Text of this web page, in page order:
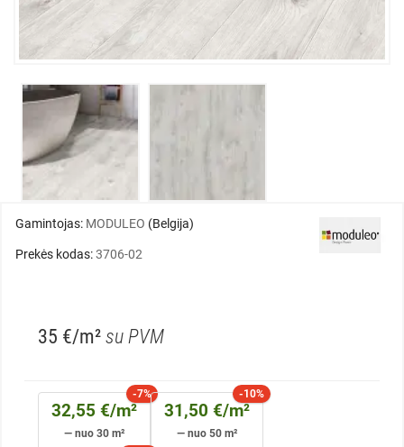
Gamintojas: MODULEO (Belgija)
Prekės kodas:3706-02
35 €/m² su PVM
-7%
32,55 €/m²
— nuo 30 m²
-10%
31,50 €/m²
— nuo 50 m²